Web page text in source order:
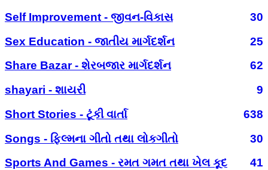
Self Improvement - જીવન-વિકાસ
30
Sex Education - જાતીય માર્ગદર્શન
25
Share Bazar - શેરબજાર માર્ગદર્શન
62
shayari - શાયરી
9
Short Stories - ટૂંકી વાર્તા
638
Songs - ફિલ્મના ગીતો તથા લોકગીતો
30
Sports And Games - રમત ગમત તથા ખેલ કૂદ
41